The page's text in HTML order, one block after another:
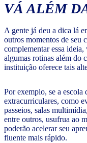
VÁ ALÉM
A gente já deu a dica lá
outros momentos de seu
complementar essa
algumas rotinas além do
instituição oferece tais
Por exemplo, se a escola
extracurriculares, como
passeios, salas
entre outros, usufrua ao
poderão acelerar seu
fluente mais rápido.